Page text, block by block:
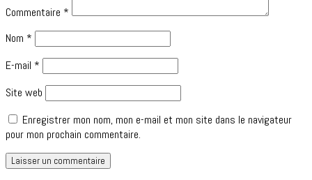
Commentaire *
Nom *
E-mail *
Site web
Enregistrer mon nom, mon e-mail et mon site dans le navigateur
pour mon prochain commentaire.